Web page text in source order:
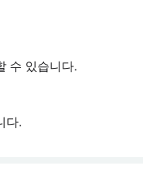
수 있습니다.
다.